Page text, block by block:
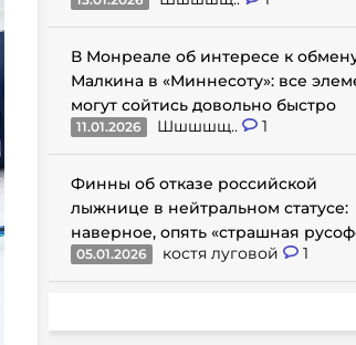
В Монреале об интересе к
Малкина в «Миннесоту»: все
могут сойтись довольно быстро
11.01.2026 Шшшшщ.. 1
Финны об отказе российской
лыжнице в нейтральном статусе:
наверное, опять «страшная
05.01.2026 костя луговой 1